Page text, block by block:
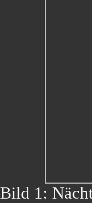
Bild 1: